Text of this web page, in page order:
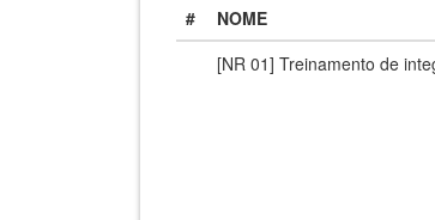
# NOME
[NR 01] Treinamento de